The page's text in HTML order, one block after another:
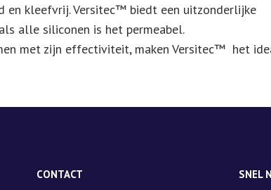
en kleefvrij. Versitec™ biedt een uitzonderlijke
alle siliconen is het permeabel.
met zijn effectiviteit, maken Versitec™ het
CONTACT SNEL